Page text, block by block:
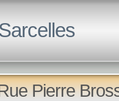
Pierre